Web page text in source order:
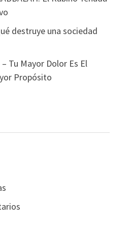
destruye una sociedad
Tu Mayor Dolor Es El
Propósito